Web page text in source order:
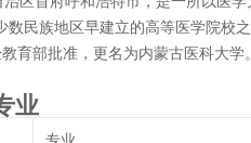
民族地区早建立的高等医学院校
育部批准，更名为内蒙古医科大学
业
专业